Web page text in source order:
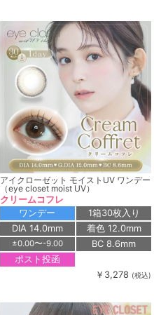
アイクローゼット モイストUV ワンデー
（eye closet moist UV）
クリームコフレ
ワンデー
1箱30枚入り
DIA 14.0mm
着色 12.0mm
±0.00〜-9.00
BC 8.6mm
ポスト投函
￥3,278 (税込)